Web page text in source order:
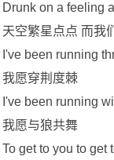
Drunk on a feeling
天空繁星点点 而我
I've been running
我愿穿荆度棘
I've been running
我愿与狼共舞
To get to you to get